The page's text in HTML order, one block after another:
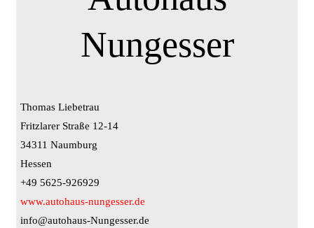
Nungesser
Thomas Liebetrau
Fritzlarer Straße 12-14
34311 Naumburg
Hessen
+49 5625-926929
www.autohaus-nungesser.de
info@autohaus-Nungesser.de